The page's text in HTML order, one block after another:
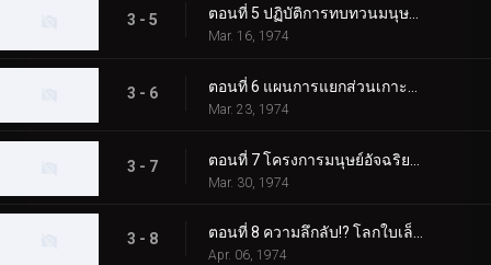
3 - 5 ตอนที่ 5 ปฏิบัติการทบทวนมนุษย์ของสัตว์ประหลาดตาเดียว!
Mar. 16, 1974
3 - 6
Mar. 23, 1974
3 - 7
Mar. 30, 1974
3 - 8 ตอนที่ 8 ความลึกลับ!? โลกใบเล็ก - โลกกลาง - โลกใบใหญ่
Apr. 06, 1974